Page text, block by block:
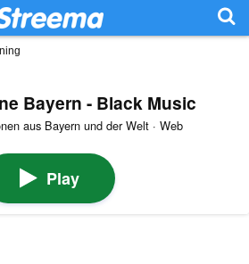
Bayern - Black Music
aus Bayern und der Welt · Web
Play